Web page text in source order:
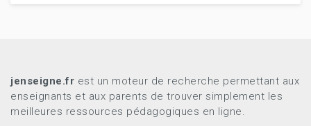
jenseigne.fr est un moteur de recherche permettant aux
enseignants et aux parents de trouver simplement les
meilleures ressources pédagogiques en ligne.